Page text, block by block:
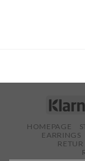
HOMEPAGE
EARRINGS